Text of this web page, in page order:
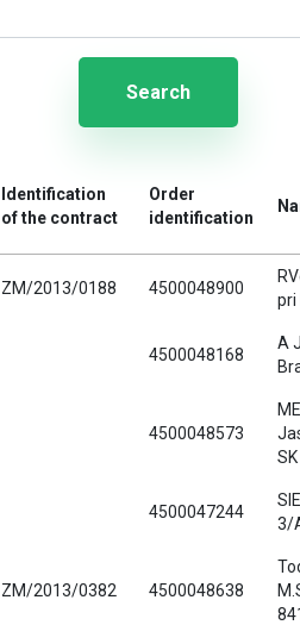
Search
Identification
of the contract
Order
identification
ZM/2013/0188 4500048900
pri
4500048168
A
4500048573
SK
4500047244
3/
ZM/2013/0382 4500048638